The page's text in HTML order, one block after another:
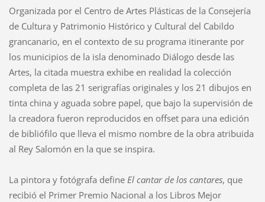
Organizada por el Centro de Artes Plásticas de la Consejería
de Cultura y Patrimonio Histórico y Cultural del Cabildo
grancanario, en el contexto de su programa itinerante por
los municipios de la isla denominado Diálogo desde las
Artes, la citada muestra exhibe en realidad la colección
completa de las 21 serigrafías originales y los 21 dibujos en
tinta china y aguada sobre papel, que bajo la supervisión de
la creadora fueron reproducidos en offset para una edición
de bibliófilo que lleva el mismo nombre de la obra atribuida
al Rey Salomón en la que se inspira.
La pintora y fotógrafa define El cantar de los cantares, que
recibió el Primer Premio Nacional a los Libros Mejor